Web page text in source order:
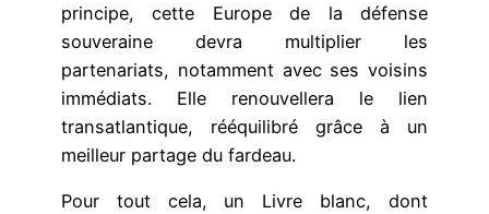
principe, cette Europe de la défense
souveraine devra multiplier les
partenariats, notamment avec ses voisins
immédiats. Elle renouvellera le lien
transatlantique, rééquilibré grâce à un
meilleur partage du fardeau.
Pour tout cela, un Livre blanc, dont